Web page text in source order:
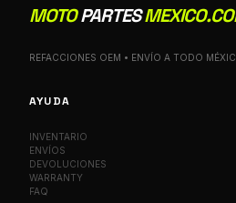
MOTOPARTES
REFACCIONES OEM • ENVÍO A TODO
AYUDA
INVENTARIO
ENVÍOS
DEVOLUCIONES
WARRANTY
FAQ